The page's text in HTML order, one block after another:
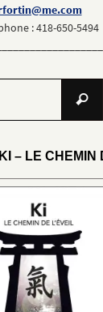
: 418-650-5494
– LE CHEMIN